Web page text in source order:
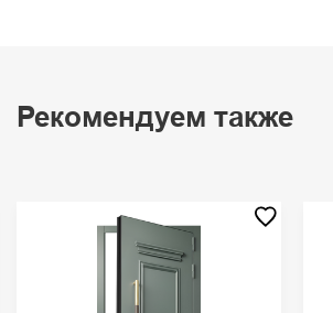
Рекомендуем также